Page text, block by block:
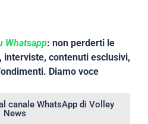
Whatsapp: non perderti le
contenuti esclusivi,
Diamo voce
canale WhatsApp di Volley
News